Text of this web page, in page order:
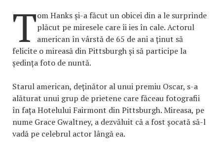
Tom Hanks și-a făcut un obicei din a le surprinde
plăcut pe miresele care îi ies în cale. Actorul
american în vârstă de 65 de ani a ținut să
felicite o mireasă din Pittsburgh și să participe la
ședința foto de nuntă.
Starul american, deținător al unui premiu Oscar, s-a
alăturat unui grup de prietene care făceau fotografii
în fața Hotelului Fairmont din Pittsburgh. Mireasa, pe
nume Grace Gwaltney, a dezvăluit că a fost șocată să-l
vadă pe celebrul actor lângă ea.